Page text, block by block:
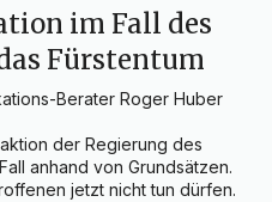
im Fall des
Fürstentum
Berater Roger Huber
der Regierung des
anhand von Grundsätzen.
jetzt nicht tun dürfen.